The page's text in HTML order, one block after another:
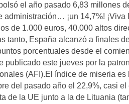
el año pasado 6,83 millones
¡un 14,7%! ¡Viva
de 1.000 euros, 40.000 altos
tanto, España alcanzó a finales
porcentuales desde el
este jueves por la
(AFI).El índice de miseria es
del pasado año el 22,9%, casi
de la UE junto a la de Lituania